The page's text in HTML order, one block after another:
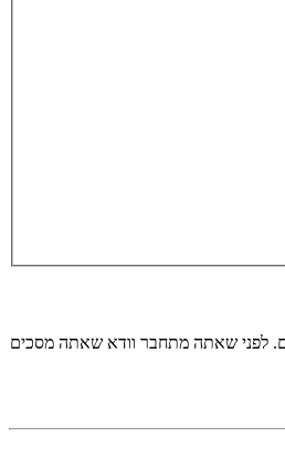
לפני שאתה מתחבר וודא שאתה מסכים